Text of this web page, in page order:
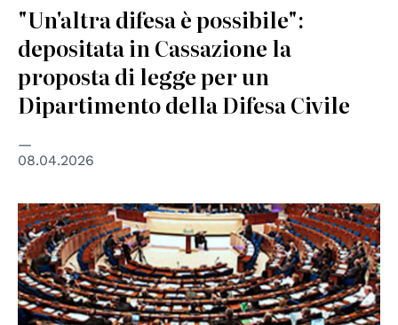
"Un'altra difesa è possibile":
depositata in Cassazione la
proposta di legge per un
Dipartimento della Difesa Civile
08.04.2026
© Council of Europe